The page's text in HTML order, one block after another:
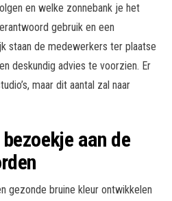
en welke zonnebank je het
gebruik en een
staan de medewerkers ter plaatse
deskundig advies te voorzien. Er
maar dit aantal zal naar
aan de
gezonde bruine kleur ontwikkelen